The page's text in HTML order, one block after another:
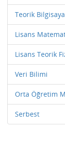
Teorik
Lisans
Lisans Teorik
Veri Bilimi
Orta Öğretim
Serbest